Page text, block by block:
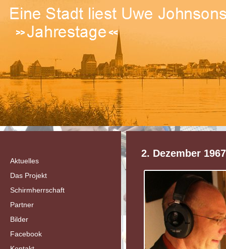
2. Dezember
Aktuelles
Das Projekt
Schirmherrschaft
Partner
Bilder
Facebook